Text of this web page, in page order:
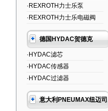
·REXROTH力士乐泵
·REXROTH力士乐电磁阀
德国HYDAC贺德克
·HYDAC滤芯
·HYDAC传感器
·HYDAC过滤器
意大利PNEUMAX纽迈司